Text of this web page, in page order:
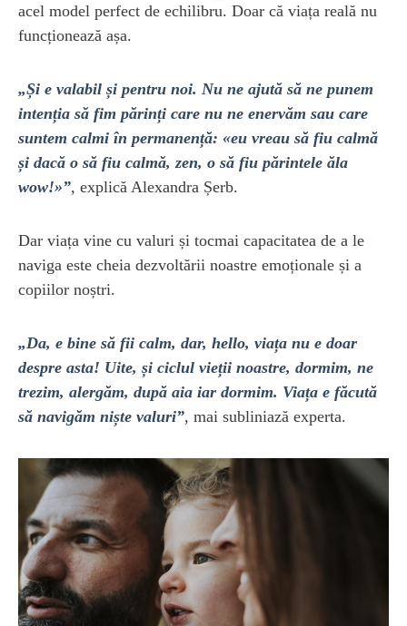
acel model perfect de echilibru. Doar că viața reală nu
funcționează așa.
„Și e valabil și pentru noi. Nu ne ajută să ne punem
intenția să fim părinți care nu ne enervăm sau care
suntem calmi în permanență: «eu vreau să fiu calmă
și dacă o să fiu calmă, zen, o să fiu părintele ăla
wow!»”, explică Alexandra Șerb.
Dar viața vine cu valuri și tocmai capacitatea de a le
naviga este cheia dezvoltării noastre emoționale și a
copiilor noștri.
„Da, e bine să fii calm, dar, hello, viața nu e doar
despre asta! Uite, și ciclul vieții noastre, dormim, ne
trezim, alergăm, după aia iar dormim. Viața e făcută
să navigăm niște valuri”, mai subliniază experta.